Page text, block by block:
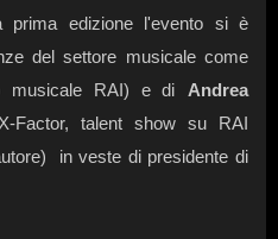
prima edizione l'evento si è
del settore musicale come
musicale RAI) e di
Andrea
Factor, talent show su RAI
in veste di presidente di